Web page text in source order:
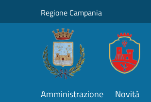
Regione Campania
Amministrazione Novità